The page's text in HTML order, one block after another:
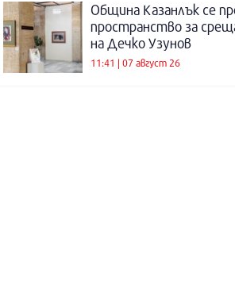
Община Казанлък се
пространство за
на Дечко Узунов
11:41 | 07 август 26